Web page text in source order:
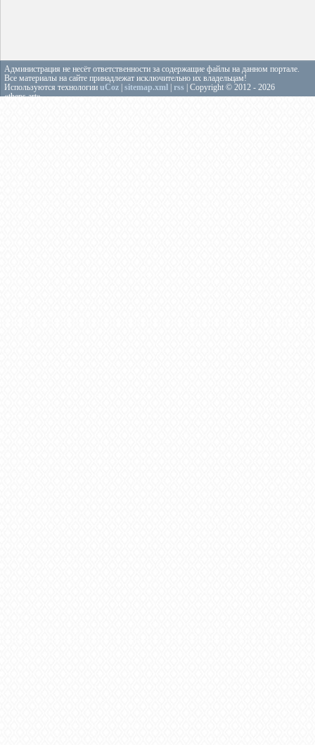
Администрация не несёт ответственности за содержащие файлы на данном портале.
Все материалы на сайте принадлежат исключительно их владельцам!
Используются технологии uCoz sitemap.xml rss | Copyright © 2012 - 2026
«theps.art»